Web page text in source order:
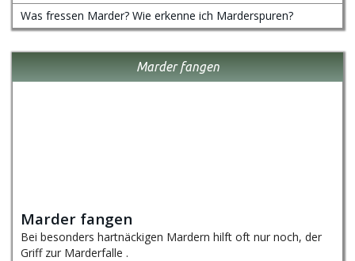
Was fressen Marder? Wie erkenne ich Marderspuren?
Marder fangen
Marder fangen
Bei besonders hartnäckigen Mardern hilft oft nur noch, der
Griff zur Marderfalle .